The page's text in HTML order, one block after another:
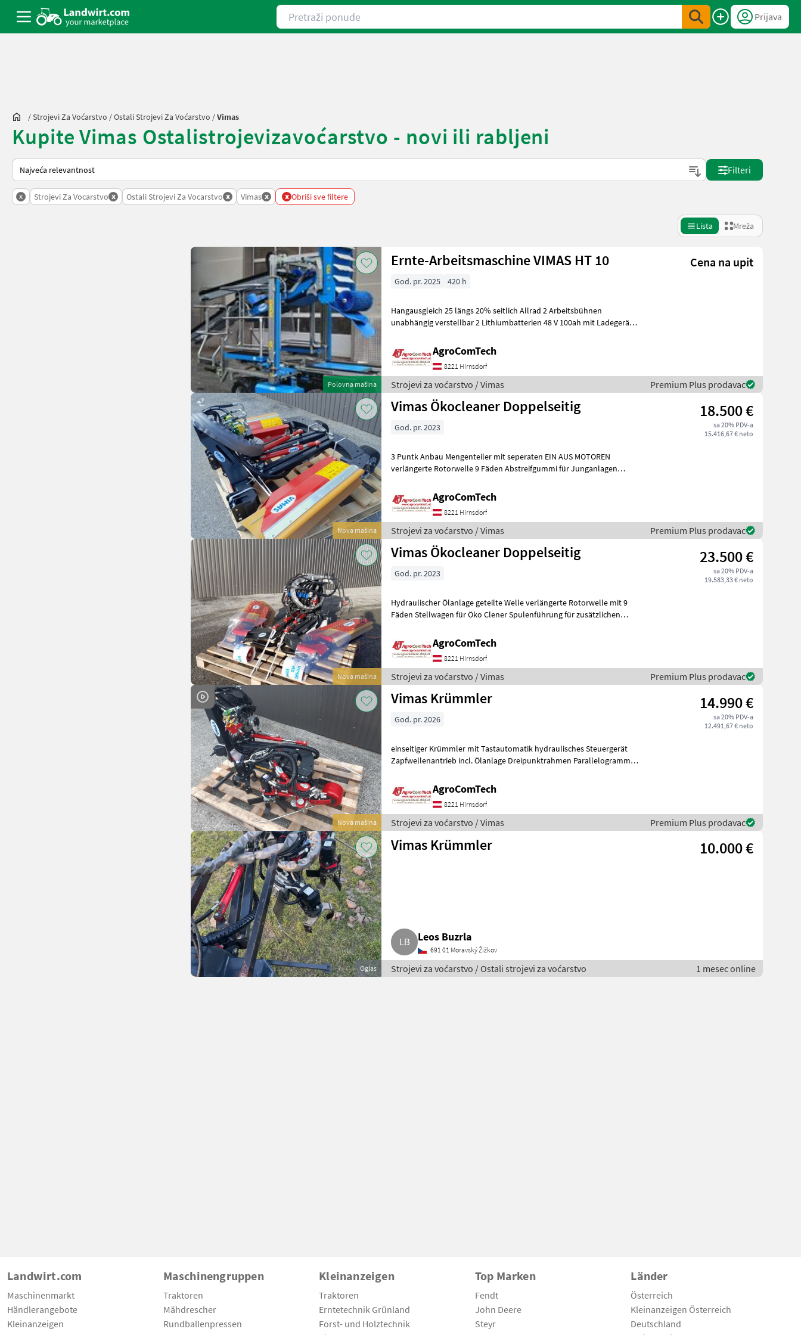
Pretraži ponude
Prijava
/Strojevi Za Voćarstvo /Ostali Strojevi Za Voćarstvo /Vimas
Kupite Vimas Ostalistrojevizavoćarstvo - novi ili rabljeni
Način na koji sortira Landwirt.com
Filteri
x Strojevi Za Vocarstvo x Ostali Strojevi Za Vocarstvo x Vimas x x Obriši sve filtere
Lista Mreža
Polovna mašina
Ernte-Arbeitsmaschine VIMAS HT 10 Cena na upit
God. pr. 2025 420 h
Hangausgleich 25 längs 20% seitlich Allrad 2 Arbeitsbühnen
unabhängig verstellbar 2 Lithiumbatterien 48 V 100ah mit Ladegerät
AgroComTech
8221 Hirnsdorf
Strojevi za voćarstvo / Vimas Premium Plus prodavac
Nova mašina
Vimas Ökocleaner Doppelseitig 18.500 €
sa 20% PDV-a
15.416,67 € neto
God. pr. 2023
3 Puntk Anbau Mengenteiler mit seperaten EIN AUS MOTOREN
verlängerte Rotorwelle 9 Fäden Abstreifgummi für Junganlagen
AgroComTech
8221 Hirnsdorf
Strojevi za voćarstvo / Vimas Premium Plus prodavac
Nova mašina
Vimas Ökocleaner Doppelseitig 23.500 €
sa 20% PDV-a
19.583,33 € neto
God. pr. 2023
Hydraulischer Ölanlage geteilte Welle verlängerte Rotorwelle mit 9
Fäden Stellwagen für Öko Clener Spulenführung für zusätzlichen
AgroComTech
8221 Hirnsdorf
Strojevi za voćarstvo / Vimas Premium Plus prodavac
Nova mašina
Vimas Krümmler 14.990 €
sa 20% PDV-a
12.491,67 € neto
God. pr. 2026
einseitiger Krümmler mit Tastautomatik hydraulisches Steuergerät
Zapfwellenantrieb incl. Ölanlage Dreipunktrahmen Parallelogramm
AgroComTech
8221 Hirnsdorf
Strojevi za voćarstvo / Vimas Premium Plus prodavac
Oglas
Vimas Krümmler 10.000 €
Leos Buzrla
691 01 Moravský Žižkov
Strojevi za voćarstvo / Ostali strojevi za voćarstvo 1 mesec online
Landwirt.com
Maschinenmarkt
Händlerangebote
Kleinanzeigen
Maschinengruppen
Traktoren
Mähdrescher
Rundballenpressen
Kleinanzeigen
Traktoren
Erntetechnik Grünland
Forst- und Holztechnik
Top Marken
Fendt
John Deere
Steyr
Länder
Österreich
Kleinanzeigen Österreich
Deutschland